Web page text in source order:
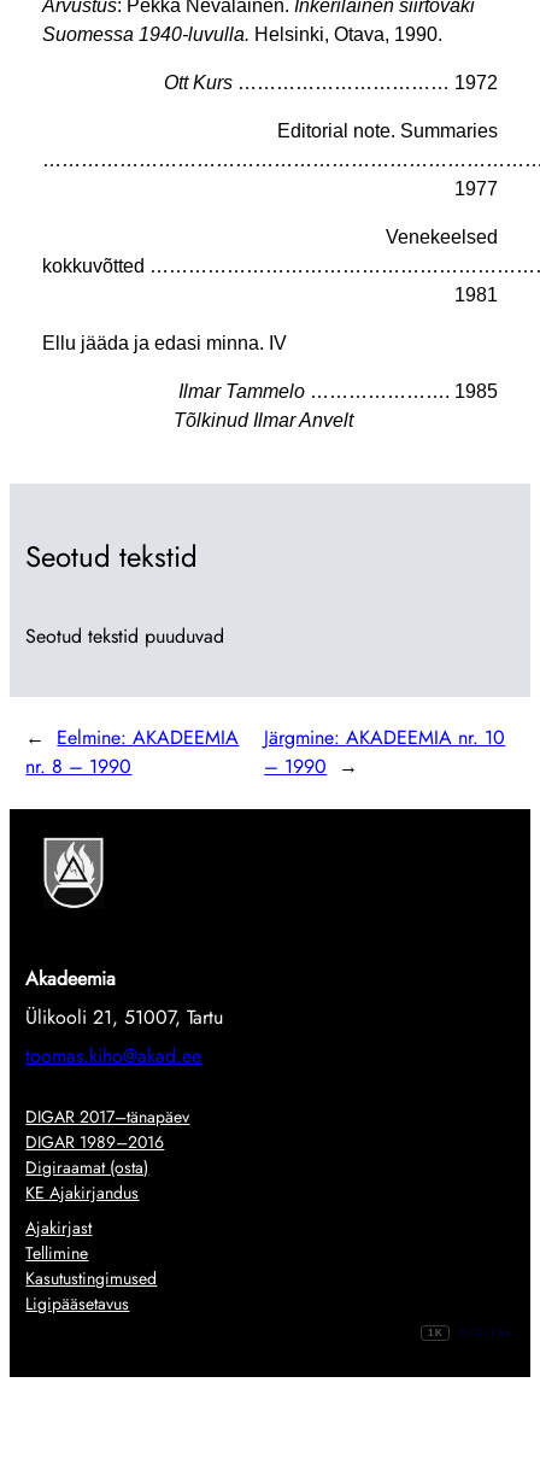
Arvustus: Pekka Nevalainen. Inkeriläinen siirtoväki
Suomessa 1940-luvulla. Helsinki, Otava, 1990.
Ott Kurs …………………………… 1972
Editorial note. Summaries
1977
Venekeelsed
kokkuvõtted
1981
Ellu jääda ja edasi minna. IV
Ilmar Tammelo …………………. 1985
Tõlkinud Ilmar Anvelt………………….
Seotud tekstid
Seotud tekstid puuduvad
← Eelmine:AKADEEMIA
nr. 8 – 1990
Järgmine:AKADEEMIA nr. 10
– 1990
→
Akadeemia
Ülikooli 21, 51007, Tartu
toomas.kiho@akad.ee
DIGAR 2017–tänapäev
DIGAR 1989–2016
Digiraamat (osta)
KE Ajakirjandus
Ajakirjast
Tellimine
Kasutustingimused
Ligipääsetavus
1K DIGITAL